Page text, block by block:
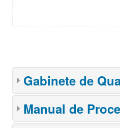
Gabinete de
Manual de